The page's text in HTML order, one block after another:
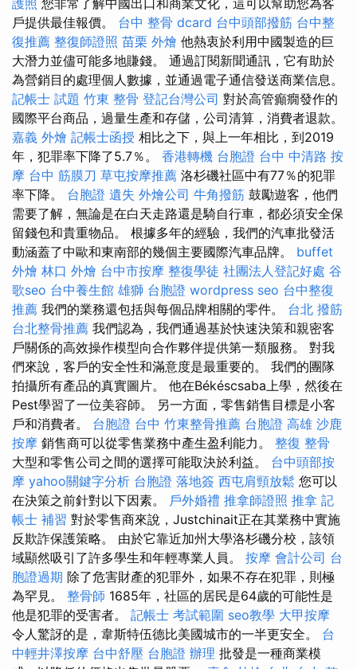
護照 您非常了解中國出口和商業文化，這可以幫助您為客
戶提供最佳報價。 台中 整骨 dcard 台中頭部撥筋 台中整
復推薦 整復師證照 苗栗 外燴 他熱衷於利用中國製造的巨
大潛力並儘可能多地賺錢。 通過訂閱新聞通訊，它有助於
為營銷目的處理個人數據，並通過電子通信發送商業信息。
記帳士 試題 竹東 整骨 登記台灣公司 對於高管癲癇發作的
國際平台商品，過量生產和存儲，公司清算，消費者退款。
嘉義 外燴 記帳士函授 相比之下，與上一年相比，到2019
年，犯罪率下降了5.7％。 香港轉機 台胞證 台中 中清路 按
摩 台中 筋膜刀 草屯按摩推薦 洛杉磯社區中有77％的犯罪
率下降。 台胞證 遺失 外燴公司 牛角撥筋 鼓勵遊客，他們
需要了解，無論是在白天走路還是騎自行車，都必須安全保
留錢包和貴重物品。 根據多年的經驗，我們的汽車批發活
動涵蓋了中歐和東南部的幾個主要國際汽車品牌。 buffet
外燴 林口 外燴 台中市按摩 整復學徒 社團法人登記好處 谷
歌seo 台中養生館 雄獅 台胞證 wordpress seo 台中整復
推薦 我們的業務還包括與每個品牌相關的零件。 台北 撥筋
台北整骨推薦 我們認為，我們通過基於快速決策和親密客
戶關係的高效操作模型向合作夥伴提供第一類服務。 對我
們來說，客戶的安全性和滿意度是最重要的。 我們的團隊
拍攝所有產品的真實圖片。 他在Békéscsaba上學，然後在
Pest學習了一位美容師。 另一方面，零售銷售目標是小客
戶和消費者。 台胞證 台中 竹東整骨推薦 台胞證 高雄 沙鹿
按摩 銷售商可以從零售業務中產生盈利能力。 整復 整骨
大型和零售公司之間的選擇可能取決於利益。 台中頭部按
摩 yahoo關鍵字分析 台胞證 落地簽 西屯肩頸放鬆 您可以
在決策之前針對以下因素。 戶外婚禮 推拿師證照 推拿 記
帳士 補習 對於零售商來說，Justchinait正在其業務中實施
反欺詐保護策略。 由於它靠近加州大學洛杉磯分校，該領
域顯然吸引了許多學生和年輕專業人員。 按摩 會計公司 台
胞證過期 除了危害財產的犯罪外，如果不存在犯罪，則極
為罕見。 整骨師 1685年，社區的居民是64歲的可能性是
他是犯罪的受害者。 記帳士 考試範圍 seo教學 大甲按摩
令人驚訝的是，韋斯特伍德比美國城市的一半更安全。 台
中輕井澤按摩 台中舒壓 台胞證 辦理 批發是一種商業模